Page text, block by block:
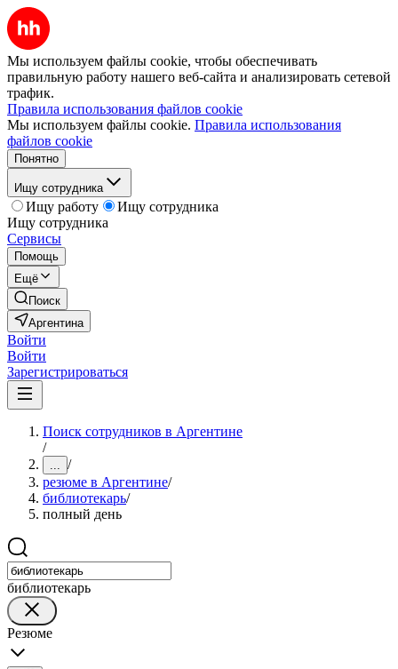
Мы используем файлы cookie, чтобы обеспечивать
правильную работу нашего веб-сайта и анализировать сетевой
трафик.
Правила использования файлов cookie
Мы используем файлы cookie. Правила использования
файлов cookie
Понятно
Ищу сотрудника
Ищу работу
Ищу сотрудника
Ищу сотрудника
Сервисы
Помощь
Ещё
Поиск
Аргентина
Войти
Войти
Зарегистрироваться
Поиск сотрудников в Аргентине
/
... /
резюме в Аргентине/
библиотекарь/
полный день
библиотекарь
Резюме